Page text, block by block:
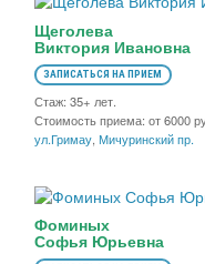
Щеголева
Виктория Ивановна
ЗАПИСАТЬСЯ НА ПРИЕМ
Стаж: 35+ лет.
Стоимость приема: от 6000
ул.Гримау, Мичуринский пр.
Фоминых
Софья Юрьевна